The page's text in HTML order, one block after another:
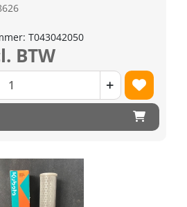
T043042050
BTW
+